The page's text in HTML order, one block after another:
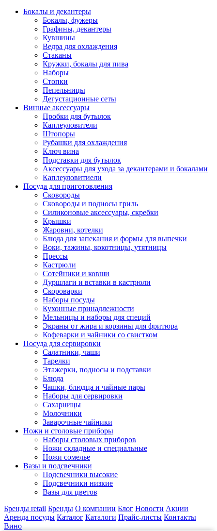
Бокалы и декантеры
Бокалы, фужеры
Графины, декантеры
Кувшины
Ведра для охлаждения
Стаканы
Кружки, бокалы для пива
Наборы
Стопки
Пепельницы
Дегустационные сеты
Винные аксессуары
Пробки для бутылок
Каплеуловители
Штопоры
Рубашки для охлаждения
Ключ вина
Подставки для бутылок
Аксессуары для ухода за декантерами и бокалами
Каплеуловитиели
Посуда для приготовления
Сковороды
Сковороды и подносы гриль
Силиконовые аксессуары, скребки
Крышки
Жаровни, котелки
Блюда для запекания и формы для выпечки
Воки, тажины, кокотницы, утятницы
Прессы
Кастрюли
Сотейники и ковши
Дуршлаги и вставки в кастрюли
Скороварки
Наборы посуды
Кухонные принадлежности
Мельницы и наборы для специй
Экраны от жира и корзины для фритюра
Кофеварки и чайники со свистком
Посуда для сервировки
Салатники, чаши
Тарелки
Этажерки, подносы и подставки
Блюда
Чашки, блюдца и чайные пары
Наборы для сервировки
Сахарницы
Молочники
Заварочные чайники
Ножи и столовые приборы
Наборы столовых приборов
Ножи складные и специальные
Ножи сомелье
Вазы и подсвечники
Подсвечники высокие
Подсвечники низкие
Вазы для цветов
Бренды retail Бренды О компании Блог Новости Акции
Аренда посуды Каталог Каталоги Прайс-листы Контакты
Вино